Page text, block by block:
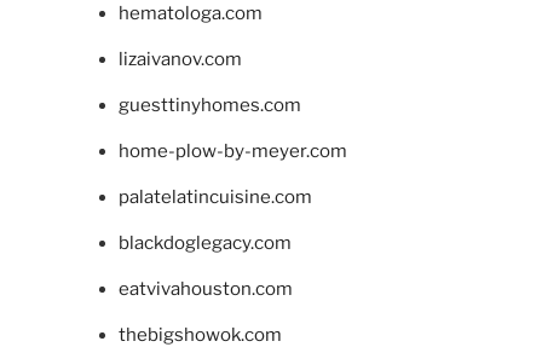
hematologa.com
lizaivanov.com
guesttinyhomes.com
home-plow-by-meyer.com
palatelatincuisine.com
blackdoglegacy.com
eatvivahouston.com
thebigshowok.com